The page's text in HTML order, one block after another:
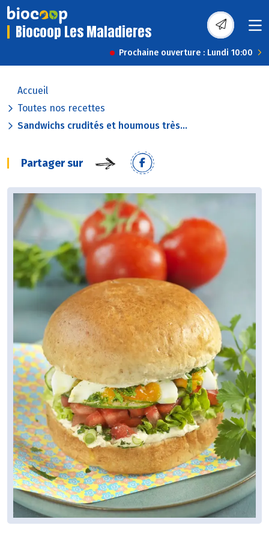
Biocoop Les Maladieres
Prochaine ouverture : Lundi 10:00
Accueil
Toutes nos recettes
Sandwichs crudités et houmous très...
Partager sur